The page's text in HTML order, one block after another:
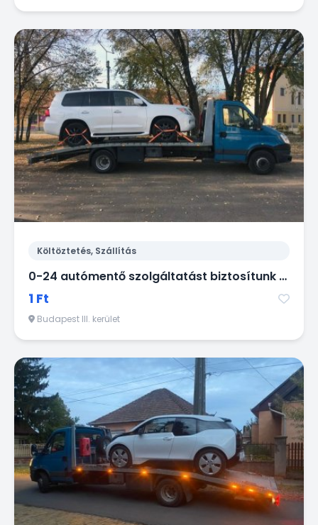
Költöztetés, Szállítás
0-24 autómentő szolgáltatást biztosítunk Budapest III. kerületében!
1 Ft
Budapest III. kerület